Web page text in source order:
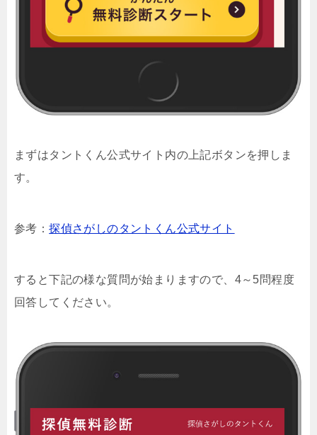
まずはタントくん公式サイト内の上記ボタンを押しま
す。
参考：探偵さがしのタントくん公式サイト
すると下記の様な質問が始まりますので、4～5問程度
回答してください。